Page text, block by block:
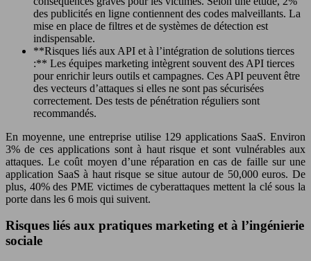
des publicités en ligne contiennent des codes malveillants. La
mise en place de filtres et de systèmes de détection est
indispensable.
**Risques liés aux API et à l’intégration de solutions tierces
:** Les équipes marketing intègrent souvent des API tierces
pour enrichir leurs outils et campagnes. Ces API peuvent être
des vecteurs d’attaques si elles ne sont pas sécurisées
correctement. Des tests de pénétration réguliers sont
recommandés.
En moyenne, une entreprise utilise 129 applications SaaS. Environ
3% de ces applications sont à haut risque et sont vulnérables aux
attaques. Le coût moyen d’une réparation en cas de faille sur une
application SaaS à haut risque se situe autour de 50,000 euros. De
plus, 40% des PME victimes de cyberattaques mettent la clé sous la
porte dans les 6 mois qui suivent.
Risques liés aux pratiques marketing et à l’ingénierie
sociale